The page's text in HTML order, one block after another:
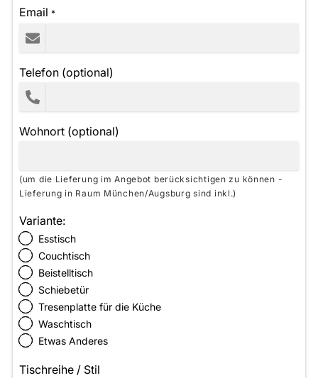
Email *
Telefon (optional)
Wohnort (optional)
(um die Lieferung im Angebot berücksichtigen zu können -
Lieferung in Raum München/Augsburg sind inkl.)
Variante:
Esstisch
Couchtisch
Beistelltisch
Schiebetür
Tresenplatte für die Küche
Waschtisch
Etwas Anderes
Tischreihe / Stil